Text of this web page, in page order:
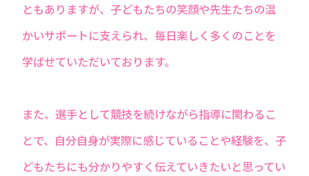
ともありますが、⼦どもたちの笑顔や先⽣たちの温
かいサポートに⽀えられ、毎⽇楽しく多くのことを
学ばせていただいております。
また、選⼿として競技を続けながら指導に関わるこ
とで、⾃分⾃⾝が実際に感じていることや経験を、⼦
どもたちにも分かりやすく伝えていきたいと思ってい